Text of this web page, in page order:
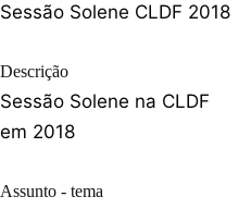
Sessão Solene CLDF 2018
Descrição
Sessão Solene na CLDF
em 2018
Assunto - tema